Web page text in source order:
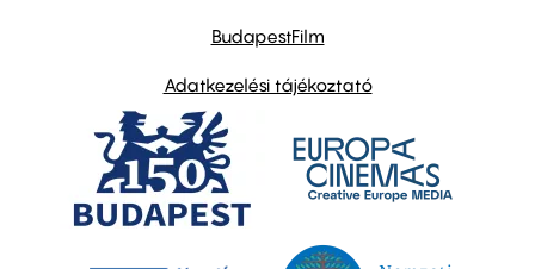
BudapestFilm
Adatkezelési tájékoztató